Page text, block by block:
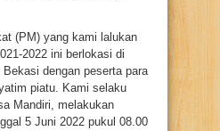
(PM) yang kami lalukan
2022 ini berlokasi di
dengan peserta para
piatu. Kami selaku
Mandiri, melakukan
5 Juni 2022 pukul 08.00